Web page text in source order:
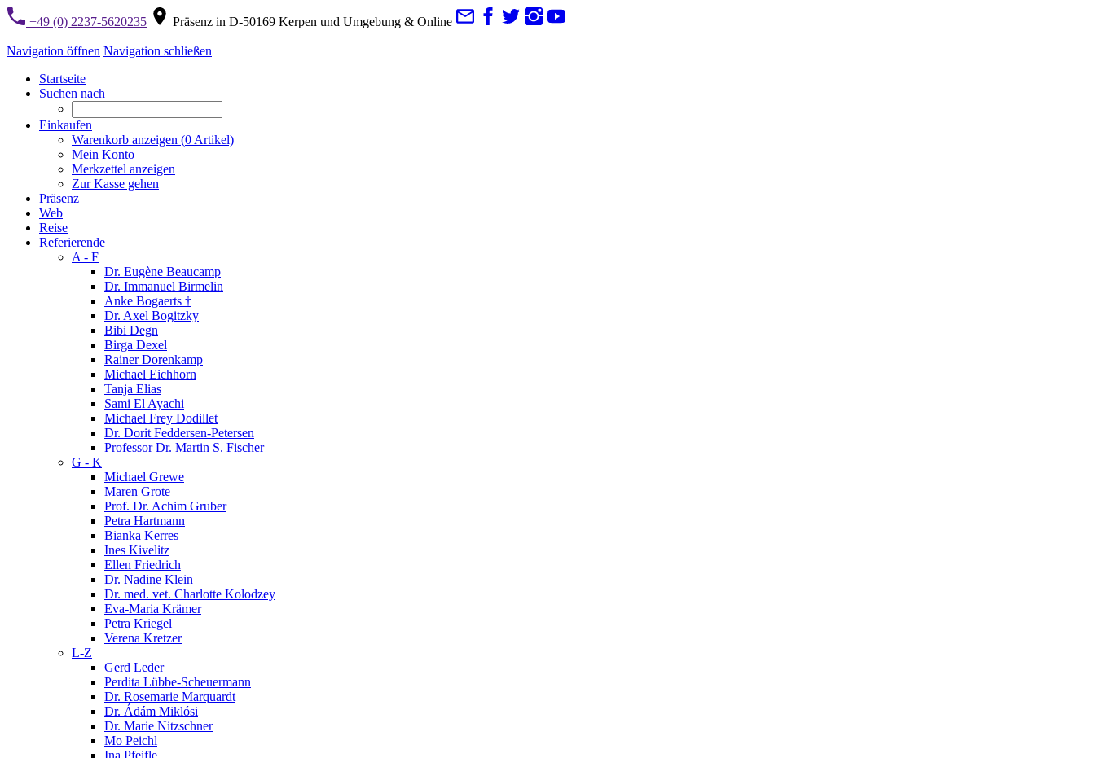
+49 (0) 2237-5620235 Präsenz in D-50169 Kerpen und Umgebung & Online
Navigation öffnen Navigation schließen
Startseite
Suchen nach
Einkaufen
Warenkorb anzeigen (0 Artikel)
Mein Konto
Merkzettel anzeigen
Zur Kasse gehen
Präsenz
Web
Reise
Referierende
A - F
Dr. Eugène Beaucamp
Dr. Immanuel Birmelin
Anke Bogaerts †
Dr. Axel Bogitzky
Bibi Degn
Birga Dexel
Rainer Dorenkamp
Michael Eichhorn
Tanja Elias
Sami El Ayachi
Michael Frey Dodillet
Dr. Dorit Feddersen-Petersen
Professor Dr. Martin S. Fischer
G - K
Michael Grewe
Maren Grote
Prof. Dr. Achim Gruber
Petra Hartmann
Bianka Kerres
Ines Kivelitz
Ellen Friedrich
Dr. Nadine Klein
Dr. med. vet. Charlotte Kolodzey
Eva-Maria Krämer
Petra Kriegel
Verena Kretzer
L-Z
Gerd Leder
Perdita Lübbe-Scheuermann
Dr. Rosemarie Marquardt
Dr. Ádám Miklósi
Dr. Marie Nitzschner
Mo Peichl
Ina Pfeifle